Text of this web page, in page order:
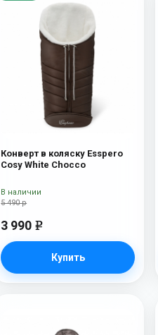
Конверт в коляску Esspero
Cosy White Chocco
5 490 р
3 990 e
Купить
В наличии